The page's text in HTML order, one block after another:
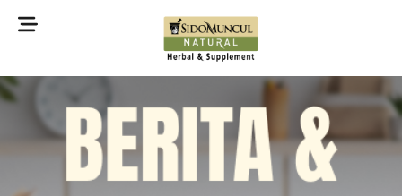
©2022 Sidomuncul Natural All right reserved